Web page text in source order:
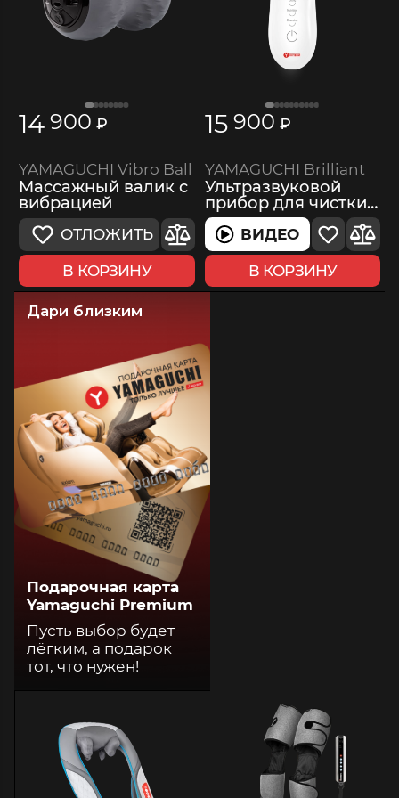
14 900 ₽
YAMAGUCHI Vibro Ball
Массажный валик с
вибрацией
ОТЛОЖИТЬ
В КОРЗИНУ
15 900 ₽
YAMAGUCHI Brilliant
Ультразвуковой
прибор для чистки
лица
ВИДЕОВИДЕО
В КОРЗИНУ
Дари близким
Подарочная карта
Yamaguchi Premium
Пусть выбор будет
лёгким, а подарок
тот, что нужен!